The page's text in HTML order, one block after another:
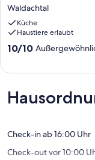
Kamin
im
Schwarzwald
Waldachtal
Waldachtal
Küche
Haustiere erlaubt
10.0
(1
Bewertung)
10/10
Check-in ab 16:00 Uhr
Check-out vor 10:00